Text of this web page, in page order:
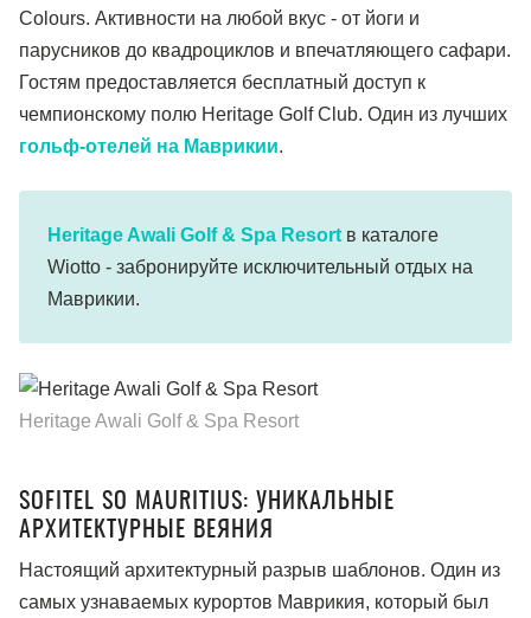
Colours. Активности на любой вкус - от йоги и
парусников до квадроциклов и впечатляющего сафари.
Гостям предоставляется бесплатный доступ к
чемпионскому полю Heritage Golf Club. Один из лучших
гольф-отелей на Маврикии.
Heritage Awali Golf & Spa Resort в каталоге
Wiotto - забронируйте исключительный отдых на
Маврикии.
Heritage Awali Golf & Spa Resort
SOFITEL SO MAURITIUS: УНИКАЛЬНЫЕ
АРХИТЕКТУРНЫЕ ВЕЯНИЯ
Настоящий архитектурный разрыв шаблонов. Один из
самых узнаваемых курортов Маврикия, который был